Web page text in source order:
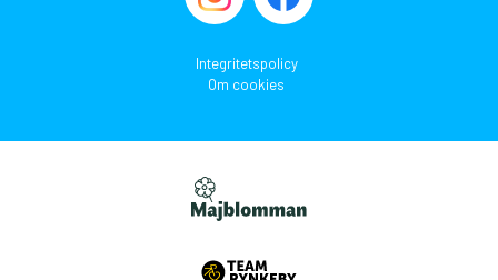
Integritetspolicy
Om cookies